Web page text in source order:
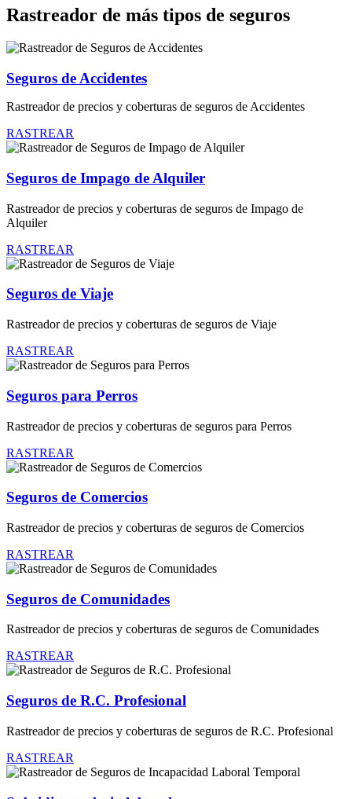
Rastreador de más tipos de seguros
Seguros de Accidentes
Rastreador de precios y coberturas de seguros de Accidentes
RASTREAR
Seguros de Impago de Alquiler
Rastreador de precios y coberturas de seguros de Impago de
Alquiler
RASTREAR
Seguros de Viaje
Rastreador de precios y coberturas de seguros de Viaje
RASTREAR
Seguros para Perros
Rastreador de precios y coberturas de seguros para Perros
RASTREAR
Seguros de Comercios
Rastreador de precios y coberturas de seguros de Comercios
RASTREAR
Seguros de Comunidades
Rastreador de precios y coberturas de seguros de Comunidades
RASTREAR
Seguros de R.C. Profesional
Rastreador de precios y coberturas de seguros de R.C. Profesional
RASTREAR